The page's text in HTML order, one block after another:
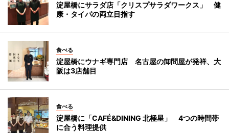
淀屋橋にサラダ店「クリスプサラダワークス」 健
康・タイパの両立目指す
食べる
淀屋橋にウナギ専門店 名古屋の卸問屋が発祥、大
阪は3店舗目
食べる
淀屋橋に「CAFÉ&DINING 北極星」 4つの時間帯
に合う料理提供